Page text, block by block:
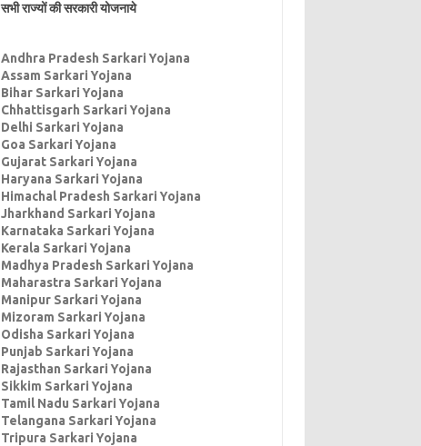
सभी राज्यों की सरकारी योजनाये
Andhra Pradesh Sarkari Yojana
Assam Sarkari Yojana
Bihar Sarkari Yojana
Chhattisgarh Sarkari Yojana
Delhi Sarkari Yojana
Goa Sarkari Yojana
Gujarat Sarkari Yojana
Haryana Sarkari Yojana
Himachal Pradesh Sarkari Yojana
Jharkhand Sarkari Yojana
Karnataka Sarkari Yojana
Kerala Sarkari Yojana
Madhya Pradesh Sarkari Yojana
Maharastra Sarkari Yojana
Manipur Sarkari Yojana
Mizoram Sarkari Yojana
Odisha Sarkari Yojana
Punjab Sarkari Yojana
Rajasthan Sarkari Yojana
Sikkim Sarkari Yojana
Tamil Nadu Sarkari Yojana
Telangana Sarkari Yojana
Tripura Sarkari Yojana